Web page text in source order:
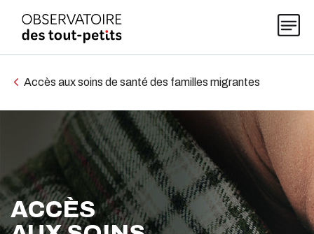
Thématiques
Explorer les données 0-5
Publications
Accès aux soins de santé des familles migrantes
ACCÈS